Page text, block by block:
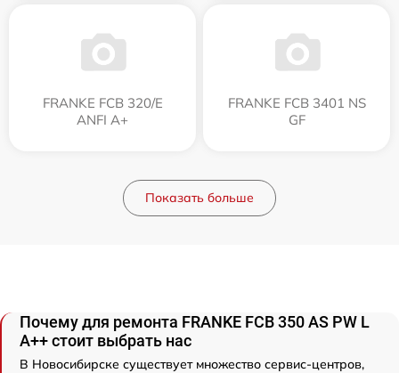
FRANKE FCB 320/E
ANFI A+
FRANKE FCB 3401 NS
GF
Показать больше
Почему для ремонта FRANKE FCB 350 AS PW L
A++ стоит выбрать нас
В Новосибирске существует множество сервис-центров,